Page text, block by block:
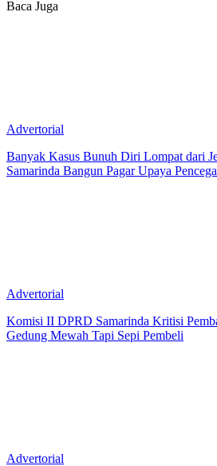
Baca Juga
Advertorial
Banyak Kasus Bunuh Diri Lompat dari
Samarinda Bangun Pagar Upaya
Advertorial
Komisi II DPRD Samarinda Kritisi
Gedung Mewah Tapi Sepi Pembeli
Advertorial